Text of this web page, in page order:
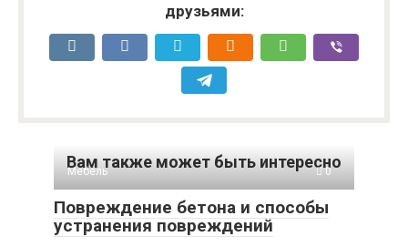
друзьями:
Вам также может быть интересно
Мебель 0
Повреждение бетона и способы
устранения повреждений